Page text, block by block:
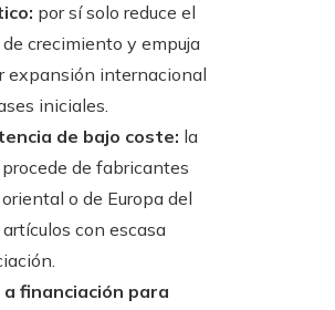
por sí solo reduce el
crecimiento y empuja
expansión internacional
iniciales.
de bajo coste: la
de fabricantes
o de Europa del
con escasa
a financiación para